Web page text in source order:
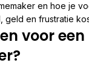
en hoe je
geld en frustratie
voor